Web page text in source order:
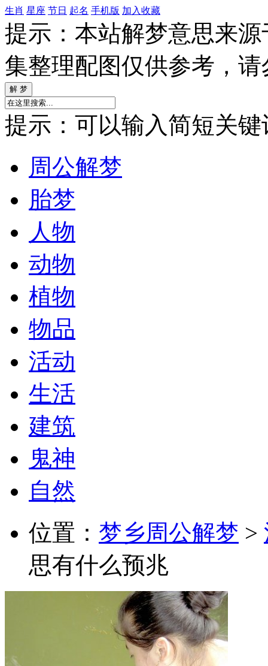
生肖 星座 节日 起名 手机版 加入收藏
提示：本站解梦意思来
集整理配图仅供参考，
提示：可以输入简短关键
周公解梦
胎梦
人物
动物
植物
物品
活动
生活
建筑
鬼神
自然
位置： 梦乡周公解梦 >
思有什么预兆